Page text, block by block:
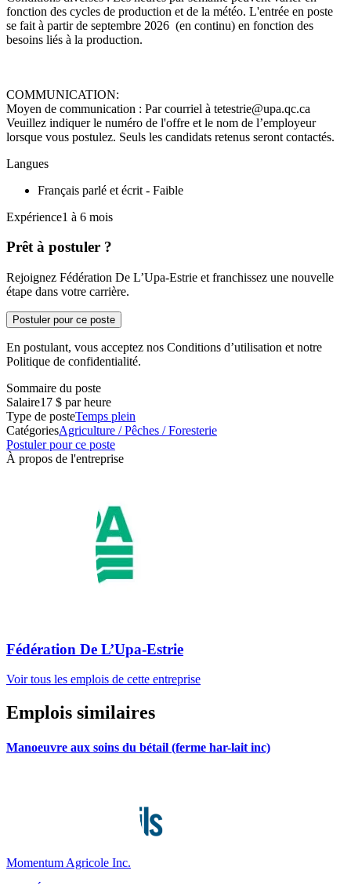
fonction des cycles de production et de la météo. L'entrée en poste
se fait à partir de septembre 2026 (en continu) en fonction des
besoins liés à la production.
COMMUNICATION:
Moyen de communication : Par courriel à tetestrie@upa.qc.ca
Veuillez indiquer le numéro de l'offre et le nom de l’employeur
lorsque vous postulez. Seuls les candidats retenus seront contactés.
Langues
Français parlé et écrit - Faible
Expérience1 à 6 mois
Prêt à postuler ?
Rejoignez Fédération De L’Upa-Estrie et franchissez une nouvelle
étape dans votre carrière.
Postuler pour ce poste
En postulant, vous acceptez nos Conditions d’utilisation et notre
Politique de confidentialité.
Sommaire du poste
Salaire17 $ par heure
Type de posteTemps plein
CatégoriesAgriculture / Pêches / Foresterie
Postuler pour ce poste
À propos de l'entreprise
Fédération De L’Upa-Estrie
Voir tous les emplois de cette entreprise
Emplois similaires
Manoeuvre aux soins du bétail (ferme har-lait inc)
Momentum Agricole Inc.